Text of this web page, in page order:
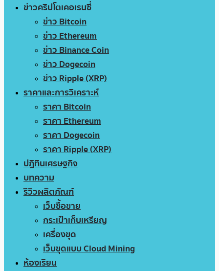
ข่าวคริปโตเคอเรนซี่
ข่าว Bitcoin
ข่าว Ethereum
ข่าว Binance Coin
ข่าว Dogecoin
ข่าว Ripple (XRP)
ราคาและการวิเคราะห์
ราคา Bitcoin
ราคา Ethereum
ราคา Dogecoin
ราคา Ripple (XRP)
ปฏิทินเศรษฐกิจ
บทความ
รีวิวผลิตภัณฑ์
เว็บซื้อขาย
กระเป๋าเก็บเหรียญ
เครื่องขุด
เว็บขุดแบบ Cloud Mining
ห้องเรียน